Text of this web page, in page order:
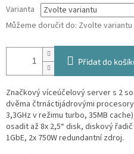
Varianta
Můžeme doručit do: Zvolte variantu
Přidat do
Značkový víceúčelový server s 2
dvěma čtrnáctijádrovými procesory
3,3GHz v režimu turbo, 35MB
osadit až 8x 2,5“ disk, diskový
1GbE, 2x 750W redundantní zdroj.